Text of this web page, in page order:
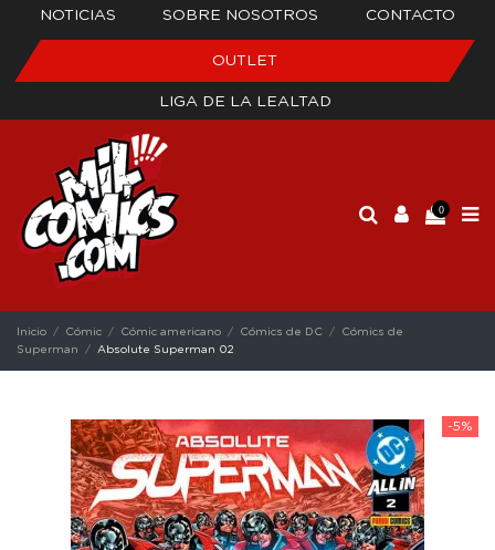
NOTICIAS SOBRE NOSOTROS CONTACTO
OUTLET
LIGA DE LA LEALTAD
0
Inicio Cómic Cómic americano Cómics de DC
Cómics de
Superman
Absolute Superman 02
-5%